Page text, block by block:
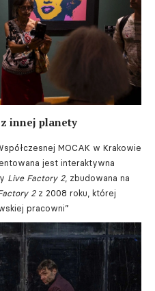
innej planety
MOCAK w Krakowie
jest interaktywna
Live Factory 2, zbudowana na
2z 2008 roku, której
pracowni”